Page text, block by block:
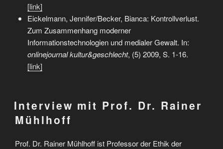
[link]
Eickelmann, Jennifer/Becker, Bianca: Kontrollverlust.
Zum Zusammenhang moderner
Informationstechnologien und medialer Gewalt. In:
onlinejournal kultur&geschlecht, (5) 2009, S. 1-16.
[link]
Interview mit Prof. Dr. Rainer
Mühlhoff
Prof. Dr. Rainer Mühlhoff ist Professor der Ethik der